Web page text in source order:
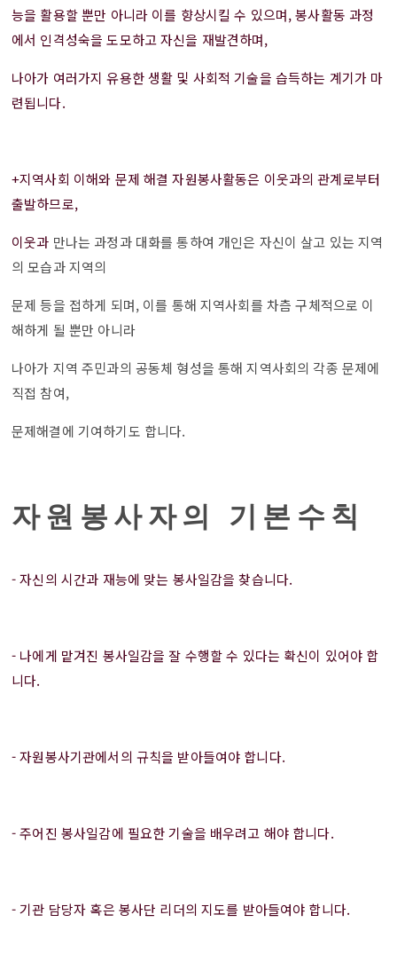
능을 활용할 뿐만 아니라 이를 향상시킬 수 있으며, 봉사활동 과정
에서 인격성숙을 도모하고 자신을 재발견하며,
나아가 여러가지 유용한 생활 및 사회적 기술을 습득하는 계기가 마
련됩니다.
+지역사회 이해와 문제 해결 자원봉사활동은 이웃과의 관계로부터
출발하므로,
이웃과 만나는 과정과 대화를 통하여 개인은 자신이 살고 있는 지역
의 모습과 지역의
문제 등을 접하게 되며, 이를 통해 지역사회를 차츰 구체적으로 이
해하게 될 뿐만 아니라
나아가 지역 주민과의 공동체 형성을 통해 지역사회의 각종 문제에
직접 참여,
문제해결에 기여하기도 합니다.
자원봉사자의 기본수칙
- 자신의 시간과 재능에 맞는 봉사일감을 찾습니다.
- 나에게 맡겨진 봉사일감을 잘 수행할 수 있다는 확신이 있어야 합
니다.
- 자원봉사기관에서의 규칙을 받아들여야 합니다.
- 주어진 봉사일감에 필요한 기술을 배우려고 해야 합니다.
- 기관 담당자 혹은 봉사단 리더의 지도를 받아들여야 합니다.